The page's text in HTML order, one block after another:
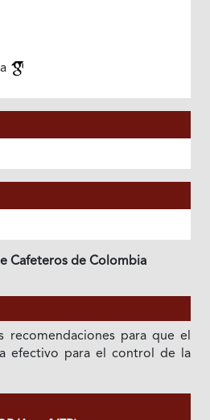
Cafeteros de Colombia
recomendaciones para que el
efectivo para el control de la